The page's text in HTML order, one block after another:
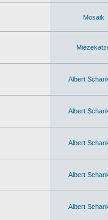
Mosaik
Albert
Albert
Albert
Albert
Albert